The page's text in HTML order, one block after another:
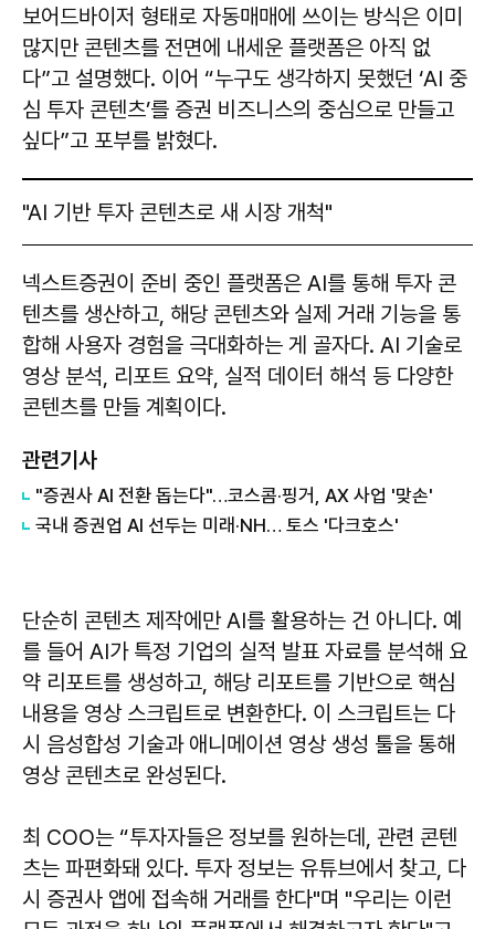
보어드바이저 형태로 자동매매에 쓰이는 방식은 이미
많지만 콘텐츠를 전면에 내세운 플랫폼은 아직 없
다”고 설명했다. 이어 “누구도 생각하지 못했던 ‘AI 중
심 투자 콘텐츠’를 증권 비즈니스의 중심으로 만들고
싶다”고 포부를 밝혔다.
"AI 기반 투자 콘텐츠로 새 시장 개척"
넥스트증권이 준비 중인 플랫폼은 AI를 통해 투자 콘
텐츠를 생산하고, 해당 콘텐츠와 실제 거래 기능을 통
합해 사용자 경험을 극대화하는 게 골자다. AI 기술로
영상 분석, 리포트 요약, 실적 데이터 해석 등 다양한
콘텐츠를 만들 계획이다.
관련기사
"증권사 AI 전환 돕는다"…코스콤·핑거, AX 사업 '맞손'
국내 증권업 AI 선두는 미래·NH… 토스 '다크호스'
단순히 콘텐츠 제작에만 AI를 활용하는 건 아니다. 예
를 들어 AI가 특정 기업의 실적 발표 자료를 분석해 요
약 리포트를 생성하고, 해당 리포트를 기반으로 핵심
내용을 영상 스크립트로 변환한다. 이 스크립트는 다
시 음성합성 기술과 애니메이션 영상 생성 툴을 통해
영상 콘텐츠로 완성된다.
최 COO는 “투자자들은 정보를 원하는데, 관련 콘텐
츠는 파편화돼 있다. 투자 정보는 유튜브에서 찾고, 다
시 증권사 앱에 접속해 거래를 한다"며 "우리는 이런